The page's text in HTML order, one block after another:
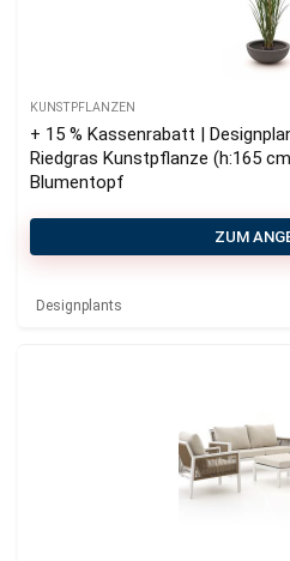
KUNSTPFLANZEN
+ 15 % Kassenrabatt |
Riedgras Kunstpflanze (h:165
Blumentopf
ZUM
Designplants